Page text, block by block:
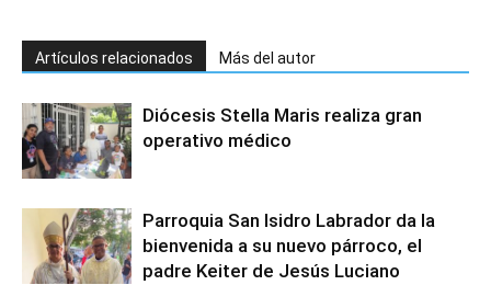
Artículos relacionados Más del autor
Diócesis Stella Maris realiza gran
operativo médico
Parroquia San Isidro Labrador da la
bienvenida a su nuevo párroco, el
padre Keiter de Jesús Luciano